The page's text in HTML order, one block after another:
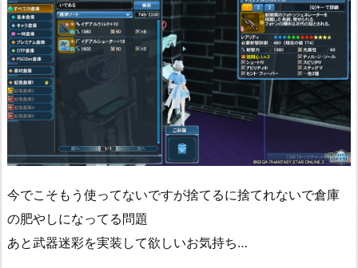
今でこそもう使ってないですが捨てるに捨てれないで倉庫
の肥やしになってる問題
あと武器迷彩を実装して欲しいお気持ち…